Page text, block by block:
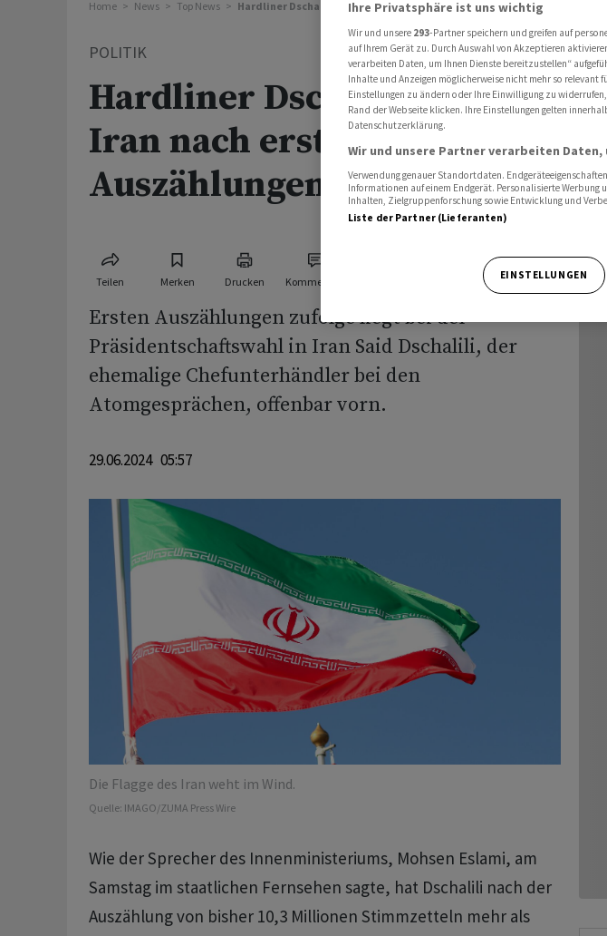
Home News Top News Hardliner Dschalili liegt in Iran nach ersten Auszählungen vorn
POLITIK
Hardliner Dschalili liegt in
Iran nach ersten
Auszählungen vorn
Teilen Merken Drucken Kommentare
Ersten Auszählungen zufolge liegt bei der
Präsidentschaftswahl in Iran Said Dschalili, der
ehemalige Chefunterhändler bei den
Atomgesprächen, offenbar vorn.
29.06.2024 05:57
Die Flagge des Iran weht im Wind.
Quelle: IMAGO/ZUMA Press Wire
Wie der Sprecher des Innenministeriums, Mohsen Eslami, am
Samstag im staatlichen Fernsehen sagte, hat Dschalili nach der
Auszählung von bisher 10,3 Millionen Stimmzetteln mehr als
Ihre Privatsphäre ist uns wichtig
Wir und unsere 293-Partner speichern und greifen auf
auf Ihrem Gerät zu. Durch Auswahl von Akzeptieren
verarbeiten Daten, um Ihnen Dienste bereitzustellen“
Inhalte und Anzeigen möglicherweise nicht mehr so relevant
Einstellungen zu ändern oder Ihre Einwilligung zu
Rand der Webseite klicken. Ihre Einstellungen gelten
Datenschutzerklärung.
Wir und unsere Partner verarbeiten
Verwendung genauer Standortdaten.
Informationen auf einem Endgerät. Personalisierte Werbung
Inhalten, Zielgruppenforschung sowie Entwicklung und
Liste der Partner (Lieferanten)
EINSTELLUNGEN